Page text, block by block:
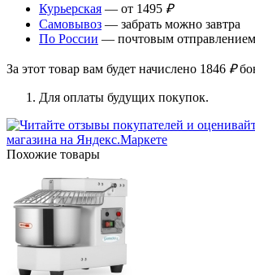
Курьерская — от 1495 ₽
Самовывоз — забрать можно завтра
По России — почтовым отправлением
За этот товар вам будет начислено 1846 ₽
Для оплаты будущих покупок.
Похожие товары